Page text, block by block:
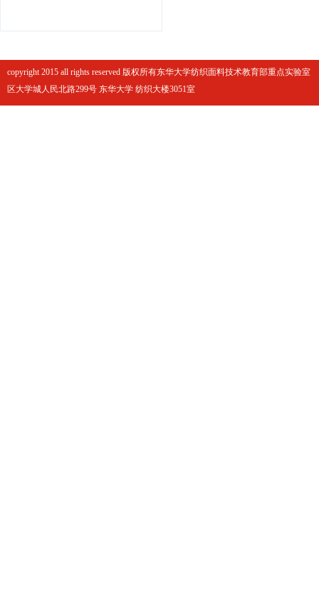
copyright 2015 all rights reserved 版权所有东华大学纺织面料技术教育部重点实验
区大学城人民北路299号 东华大学 纺织大楼3051室